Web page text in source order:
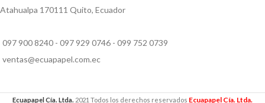
Atahualpa 170111 Quito, Ecuador
097 900 8240 - 097 929 0746 - 099 752 0739
ventas@ecuapapel.com.ec
Ecuapapel Cía. Ltda. 2021 Todos los derechos reservados Ecuapapel Cía. Ltda.